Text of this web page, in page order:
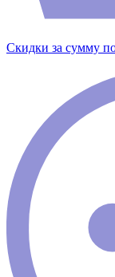
Скидки за сумму